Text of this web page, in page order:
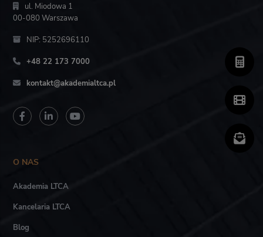
ul. Miodowa 1
00-080 Warszawa
NIP: 5252696110
+48 22 173 7000
kontakt@akademialtca.pl
O NAS
Akademia LTCA
Kancelaria LTCA
Blog